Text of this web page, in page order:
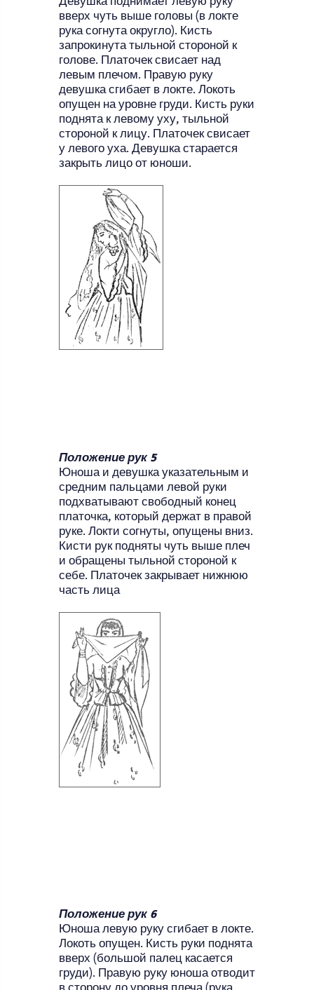
вверх чуть выше головы (в локте
рука согнута округло). Кисть
запрокинута тыльной стороной к
голове. Платочек свисает над
левым плечом. Правую руку
девушка сгибает в локте. Локоть
опущен на уровне груди. Кисть руки
поднята к левому уху, тыльной
стороной к лицу. Платочек свисает
у левого уха. Девушка старается
закрыть лицо от юноши.
Положение рук 5
Юноша и девушка указательным и
средним пальцами левой руки
подхватывают свободный конец
платочка, который держат в правой
руке. Локти согнуты, опущены вниз.
Кисти рук подняты чуть выше плеч
и обращены тыльной стороной к
себе. Платочек закрывает нижнюю
часть лица
Положение рук 6
Юноша левую руку сгибает в локте.
Локоть опущен. Кисть руки поднята
вверх (большой палец касается
груди). Правую руку юноша отводит